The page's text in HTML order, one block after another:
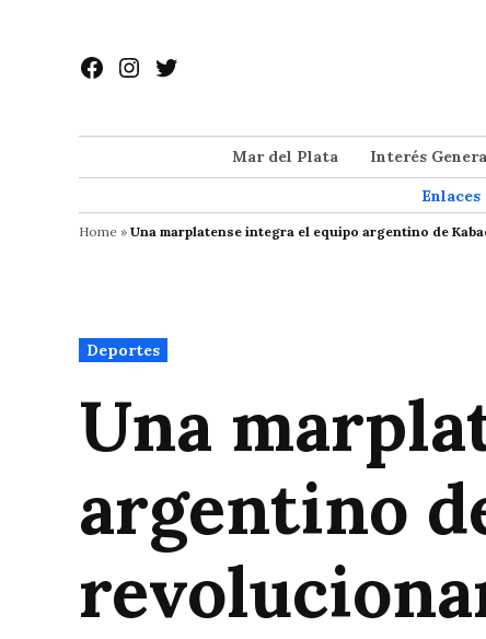
contenido
Facebook
Instagram
Twitter
Mar del Plata Interés
Home » Una marplatense integra el equipo argentino de
Publicado
en
Deportes
Una
argentino